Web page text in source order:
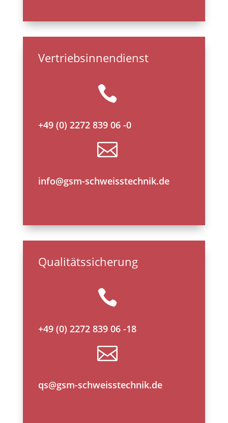
Vertriebsinnendienst

+49 (0) 2272 839 06 -0

info@gsm-schweisstechnik.de
Qualitätssicherung

+49 (0) 2272 839 06 -18

qs@gsm-schweisstechnik.de